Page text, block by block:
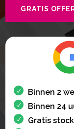
GRATIS
Binnen 2
Binnen 24
Gratis